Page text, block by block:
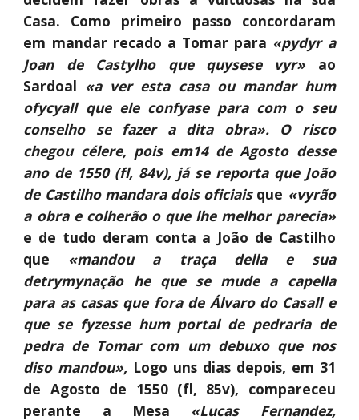
Casa. Como primeiro passo concordaram
em mandar recado a Tomar para «pydyr a
Joan de Castylho que quysese vyr» ao
Sardoal «a ver esta casa ou mandar hum
ofycyall que ele confyase para com o seu
conselho se fazer a dita obra». O risco
chegou célere, pois em14 de Agosto desse
ano de 1550 (fl, 84v), já se reporta que João
de Castilho mandara dois oficiaisque «vyrão
a obra e colherão o que lhe melhor parecia»
e de tudo deram conta a João de Castilho
que «mandou a traça della e sua
detrymynação he que se mude a capella
para as casas que fora de Álvaro do Casall e
que se fyzesse hum portal de pedraria de
pedra de Tomar com um debuxo que nos
diso mandou», Logo uns dias depois, em 31
de Agosto de 1550 (fl, 85v), compareceu
perante a Mesa «Lucas Fernandez,